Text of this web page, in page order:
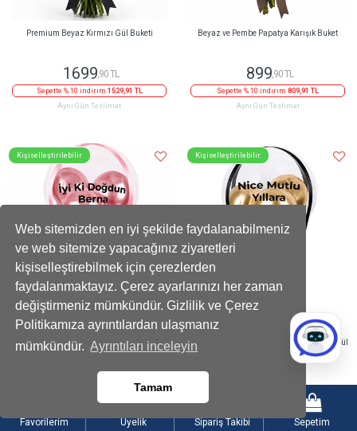
Web sitemizden en iyi şekilde faydalanabilmeniz
ve web sitemize yapacağınız ziyaretleri
kişiselleştirebilmek için çerezlerden
faydalanmaktayız. Çerez ayarlarınızı her zaman
değiştirmeniz mümkündür. Gizlilik ve Çerez
Politikamıza ayrıntılardan ulaşmanız
mümkündür. Ayrıntıları inceleyin
Tamam
Premium Beyaz Kırmızı Gül Buketi
1699 ,90 TL
Sepette % 10 indirim 1529,91 TL
Aynı Gün Teslimat
Beyaz ve Pembe Papatya Karışık Buket
899,90 TL
Sepette % 10 indirim 809,91 TL
Aynı Gün Teslimat
Kişiselleştirilebilir
Balonlu Gold Fındıklı Çikolatalı Pembe Kutu
Sepette 100 TL indirim
Kişiselleştirilebilir
Balonlu Kalpli Çikolatalı Kutuda Kırmızı Gül
Favorilerim Üyelik Sipariş Takibi Sepetim